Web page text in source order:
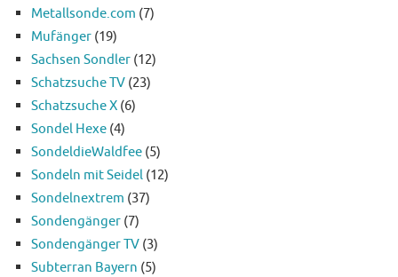
Metallsonde.com (7)
Mufänger (19)
Sachsen Sondler (12)
Schatzsuche TV (23)
Schatzsuche X (6)
Sondel Hexe (4)
SondeldieWaldfee (5)
Sondeln mit Seidel (12)
Sondelnextrem (37)
Sondengänger (7)
Sondengänger TV (3)
Subterran Bayern (5)